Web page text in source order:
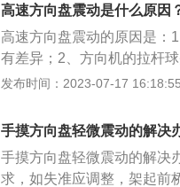
胶机脚垫老化后会出现变硬
高速方向盘震动是什么原因
高速方向盘震动的原因是：
有差异；2、方向机的拉杆
胎的动平衡，保养时可以检
的质量分布不可能非常均匀
态，造成车辆在行驶中车轮
查。
发布时间：2023-07-17 16:18:55
手摸方向盘轻微震动的解决
手摸方向盘轻微震动的解决
求，如失准应调整，架起前